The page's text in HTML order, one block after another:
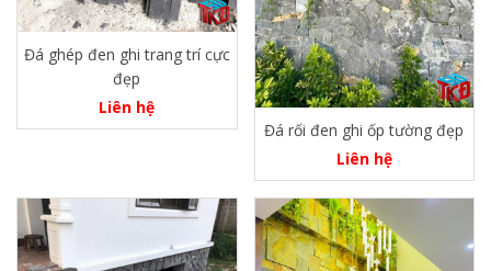
Đá ghép đen ghi trang trí cực
đẹp
Liên hệ
Đá rối đen ghi ốp tường đẹp
Liên hệ